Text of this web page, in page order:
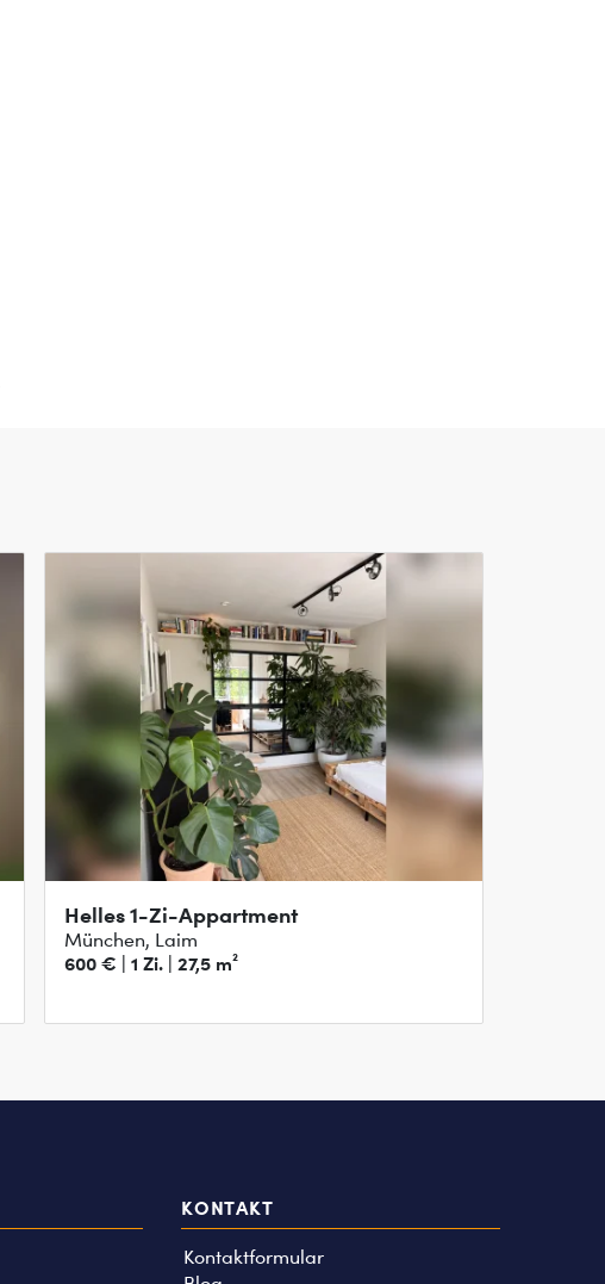
Helles 1-Zi-Appartment
München, Laim
600 € | 1 Zi. | 27,5 m²
KONTAKT
Kontaktformular